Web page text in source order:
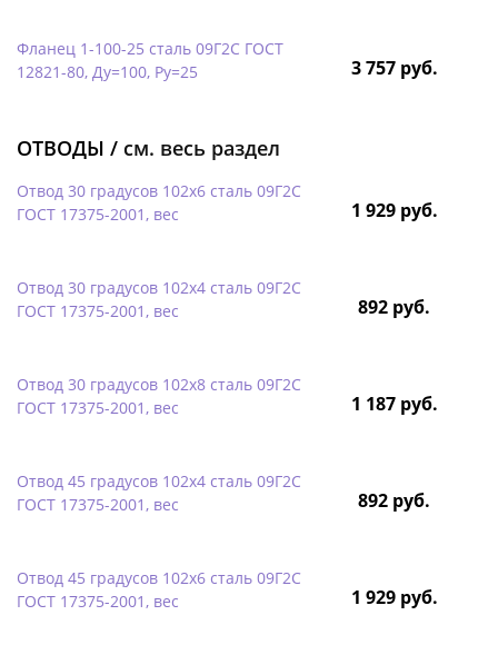
Фланец 1-100-25 сталь 09Г2С ГОСТ
12821-80, Ду=100, Ру=25
3 757 руб.
ОТВОДЫ / см. весь раздел
Отвод 30 градусов 102х6 сталь 09Г2С
ГОСТ 17375-2001, вес
1 929 руб.
Отвод 30 градусов 102х4 сталь 09Г2С
ГОСТ 17375-2001, вес
892 руб.
Отвод 30 градусов 102х8 сталь 09Г2С
ГОСТ 17375-2001, вес
1 187 руб.
Отвод 45 градусов 102х4 сталь 09Г2С
ГОСТ 17375-2001, вес
892 руб.
Отвод 45 градусов 102х6 сталь 09Г2С
ГОСТ 17375-2001, вес
1 929 руб.